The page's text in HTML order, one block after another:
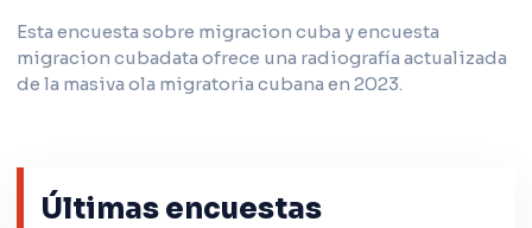
Esta encuesta sobre migracion cuba y encuesta
migracion cubadata ofrece una radiografía actualizada
de la masiva ola migratoria cubana en 2023.
Últimas encuestas